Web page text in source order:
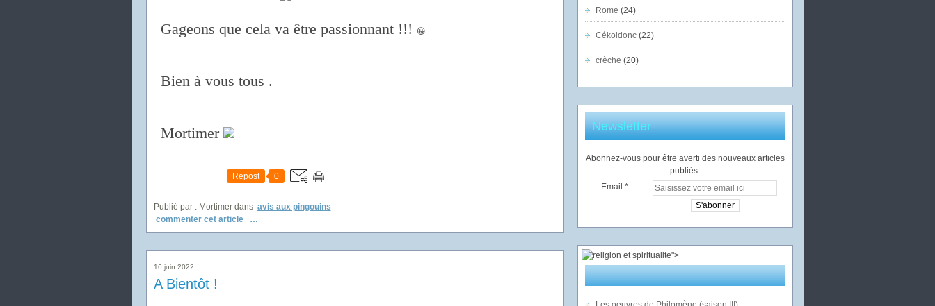
Gageons que cela va être passionnant !!! 😀
Bien à vous tous .
Mortimer
Repost 0
Publié par : Mortimer dans avis aux pingouins
commenter cet article
…
16 juin 2022
A Bientôt !
Rome (24)
Cékoidonc(22)
crèche (20)
Newsletter
Abonnez-vous pour être averti des nouveaux articles
publiés.
Email
">